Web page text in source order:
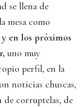
se llena de
mesa como
en los próximos
uno muy
perfil, en la
noticias chuscas,
de corruptelas, de